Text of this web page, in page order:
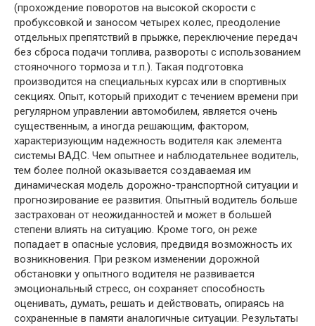
(прохождение поворотов на высокой скорости с
пробуксовкой и заносом четырех колес, преодоление
отдельных препятствий в прыжке, переключение передач
без сброса подачи топлива, развороты с использованием
стояночного тормоза и т.п.). Такая подготовка
производится на специальных курсах или в спортивных
секциях. Опыт, который приходит с течением времени при
регулярном управлении автомобилем, является очень
существенным, а иногда решающим, фактором,
характеризующим надежность водителя как элемента
системы ВАДС. Чем опытнее и наблюдательнее водитель,
тем более полной оказывается создаваемая им
динамическая модель дорожно-транспортной ситуации и
прогнозирование ее развития. Опытный водитель больше
застрахован от неожиданностей и может в большей
степени влиять на ситуацию. Кроме того, он реже
попадает в опасные условия, предвидя возможность их
возникновения. При резком изменении дорожной
обстановки у опытного водителя не развивается
эмоциональный стресс, он сохраняет способность
оценивать, думать, решать и действовать, опираясь на
сохраненные в памяти аналогичные ситуации. Результаты